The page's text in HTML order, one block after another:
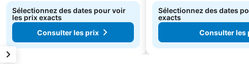
Sélectionnez des dates pour voir
les prix exacts
Consulter les prix
Sélectionnez des dates
exacts
Consulter les